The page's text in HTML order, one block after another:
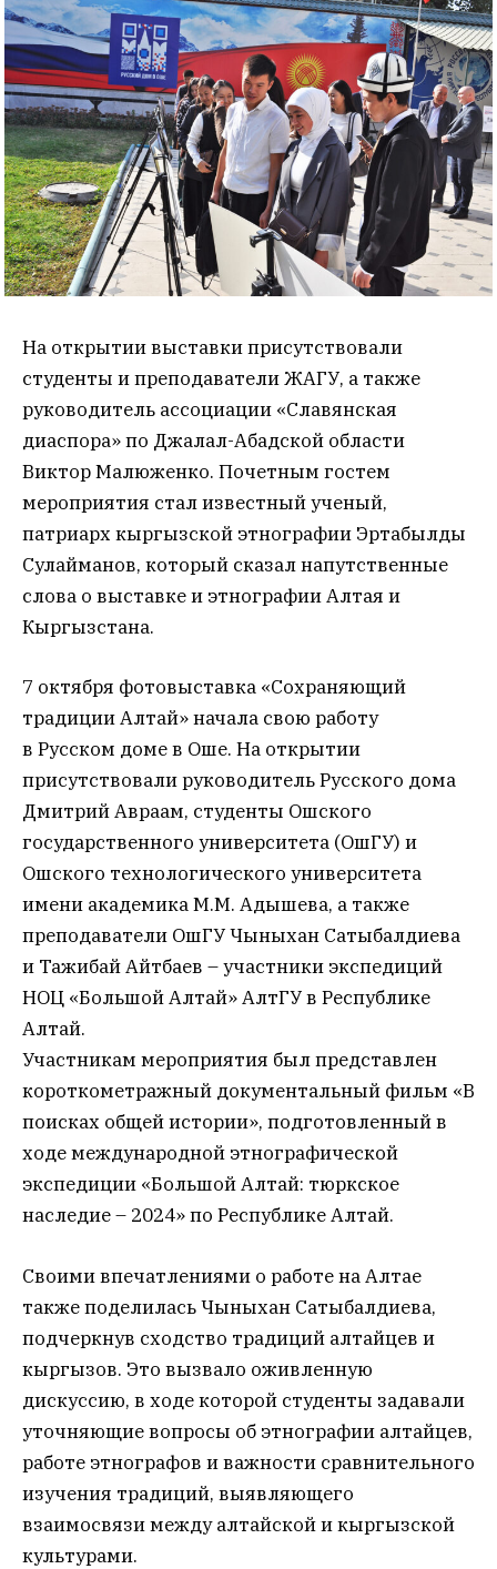
На открытии выставки присутствовали
студенты и преподаватели ЖАГУ, а также
руководитель ассоциации «Славянская
диаспора» по Джалал-Абадской области
Виктор Малюженко. Почетным гостем
мероприятия стал известный ученый,
патриарх кыргызской этнографии Эртабылды
Сулайманов, который сказал напутственные
слова о выставке и этнографии Алтая и
Кыргызстана.
7 октября фотовыставка «Сохраняющий
традиции Алтай» начала свою работу
в Русском доме в Оше. На открытии
присутствовали руководитель Русского дома
Дмитрий Авраам, студенты Ошского
государственного университета (ОшГУ) и
Ошского технологического университета
имени академика М.М. Адышева, а также
преподаватели ОшГУ Чыныхан Сатыбалдиева
и Тажибай Айтбаев – участники экспедиций
НОЦ «Большой Алтай» АлтГУ в Республике
Алтай.
Участникам мероприятия был представлен
короткометражный документальный фильм «В
поисках общей истории», подготовленный в
ходе международной этнографической
экспедиции «Большой Алтай: тюркское
наследие – 2024» по Республике Алтай.
Своими впечатлениями о работе на Алтае
также поделилась Чыныхан Сатыбалдиева,
подчеркнув сходство традиций алтайцев и
кыргызов. Это вызвало оживленную
дискуссию, в ходе которой студенты задавали
уточняющие вопросы об этнографии алтайцев,
работе этнографов и важности сравнительного
изучения традиций, выявляющего
взаимосвязи между алтайской и кыргызской
культурами.